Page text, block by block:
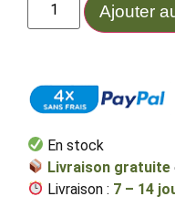
Ajouter
En stock
Livraison gratuite
Livraison : 7 – 14